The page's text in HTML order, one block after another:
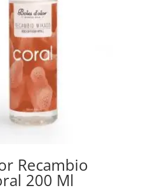
Recambio
200 Ml